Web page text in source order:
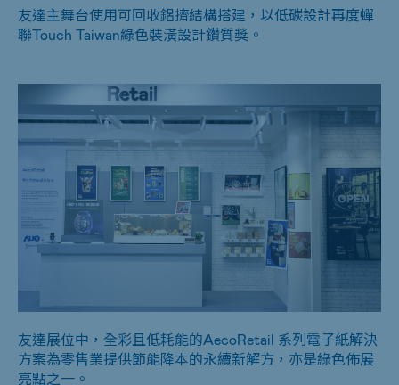
友達主舞台使用可回收鋁擠結構搭建，以低碳設計再度蟬
聯Touch Taiwan綠色裝潢設計鑽質獎。
友達展位中，全彩且低耗能的AecoRetail 系列電子紙解決
方案為零售業提供節能降本的永續新解方，亦是綠色佈展
亮點之一。